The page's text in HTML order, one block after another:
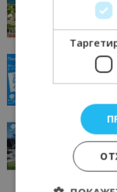
отвъд
Перник